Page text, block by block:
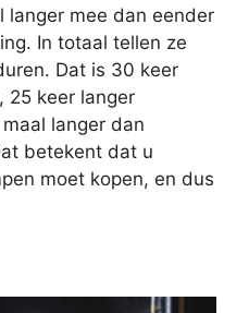
langer mee dan eender
In totaal tellen ze
Dat is 30 keer
25 keer langer
langer dan
betekent dat u
moet kopen, en dus